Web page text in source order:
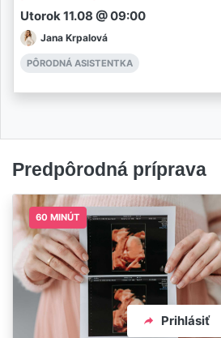
Utorok 11.08 @ 09:00
Jana Krpalová
PÔRODNÁ ASISTENTKA
Predpôrodná príprava
60 MINÚT
Prihlásiť